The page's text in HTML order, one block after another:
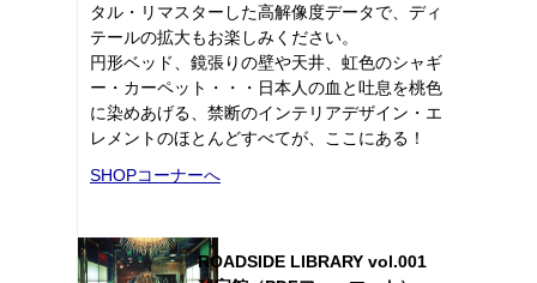
タル・リマスターした高解像度データで、ディ
テールの拡大もお楽しみください。
円形ベッド、鏡張りの壁や天井、虹色のシャギ
ー・カーペット・・・日本人の血と吐息を桃色
に染めあげる、禁断のインテリアデザイン・エ
レメントのほとんどすべてが、ここにある！
SHOPコーナーへ
ROADSIDE LIBRARY vol.001